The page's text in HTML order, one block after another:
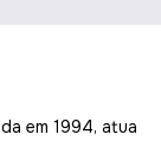
em 1994, atua